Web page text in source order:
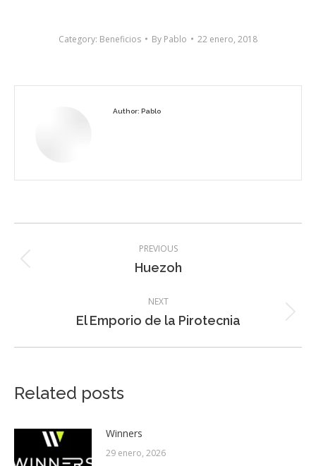
Category: Beneficios By Pablo 22 enero, 2018
Author: Pablo
navigation
PREVIOUS
Previous
Huezoh
NEXT
Next
El Emporio de la Pirotecnia
Related posts
Winners
29 enero, 2026